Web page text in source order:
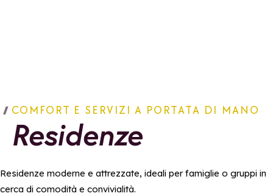
COMFORT E SERVIZI A PORTATA DI MANO
Residenze
Residenze moderne e attrezzate, ideali per famiglie o gruppi in
cerca di comodità e convivialità.